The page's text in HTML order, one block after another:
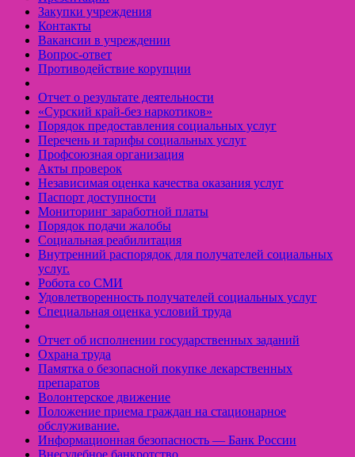
Закупки учреждения
Контакты
Вакансии в учреждении
Вопрос-ответ
Противодействие корупции
Отчет о результате деятельности
«Cурский край-без наркотиков»
Порядок предоставления социальных услуг
Перечень и тарифы социальных услуг
Профсоюзная организация
Акты проверок
Независимая оценка качества оказания услуг
Паспорт доступности
Мониторинг заработной платы
Порядок подачи жалобы
Социальная реабилитация
Внутренний распорядок для получателей социальных
услуг.
Робота со СМИ
Удовлетворенность получателей социальных услуг
Специальная оценка условий труда
Отчет об исполнении государственных заданий
Охрана труда
Памятка о безопасной покупке лекарственных
препаратов
Волонтерское движение
Положение приема граждан на стационарное
обслуживание.
Информационная безопасность — Банк России
Внесудебное банкротство